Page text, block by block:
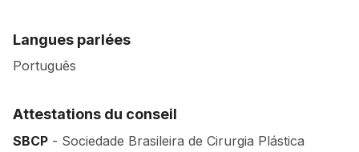
Langues parlées
Português
Attestations du conseil
SBCP - Sociedade Brasileira de Cirurgia Plástica